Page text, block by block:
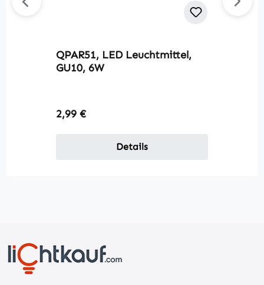
QPAR51, LED Leuchtmittel,
GU10, 6W
Regulärer Preis:
2,99 €
Details